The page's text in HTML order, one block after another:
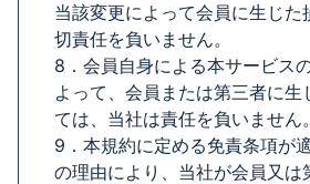
当該変更によって会員に生じた
切責任を負いません。
8．会員自身による本サービス
よって、会員または第三者に生
ては、当社は責任を負いません。
9．本規約に定める免責条項が
の理由により、当社が会員又は